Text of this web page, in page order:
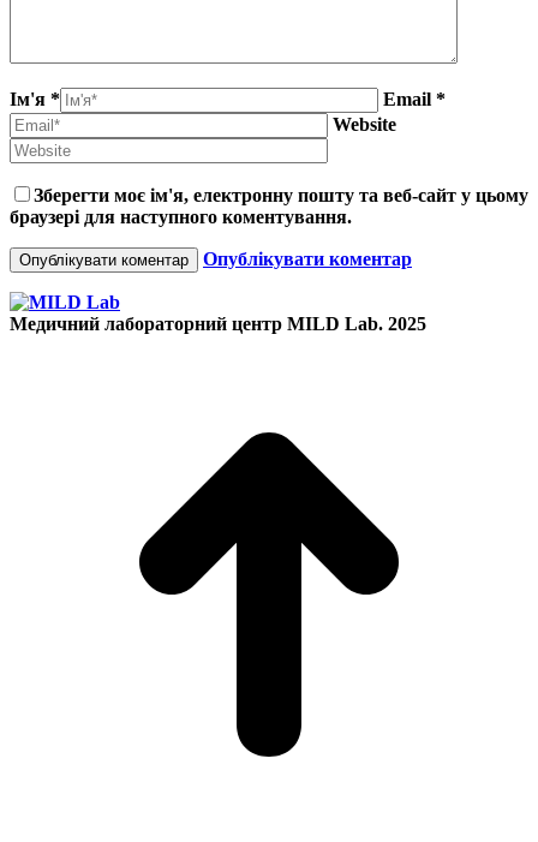
Ім'я *
Email *
Website
Зберегти моє ім'я, електронну пошту та веб-сайт у цьому
браузері для наступного коментування.
Опублікувати коментар
Медичний лабораторний центр MILD Lab. 2025